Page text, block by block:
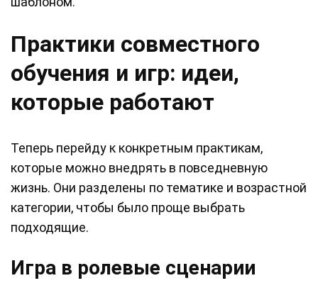
Практики совместного
обучения и игр: идеи,
которые работают
Теперь перейду к конкретным практикам,
которые можно внедрять в повседневную
жизнь. Они разделены по тематике и возрастной
категории, чтобы было проще выбрать
подходящие.
Игра в ролевые сценарии